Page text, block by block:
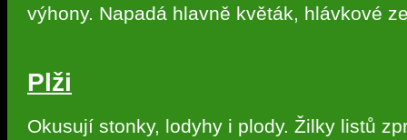
výhony. Napadá hlavně květák, hlávkové
Plži
Okusují stonky, lodyhy i plody. Žilky listů